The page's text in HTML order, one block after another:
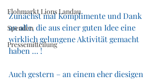
Flohmarkt Lions Landau
Spenden
Pressemitteilung
Zunächst mal Komplimente und Dank
an alle, die aus einer guten Idee eine
wirklich gelungene Aktivität gemacht
haben … !
Auch gestern – an einem eher diesigen